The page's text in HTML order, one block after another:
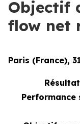
Objectif
flow net
Paris (France),
Performance